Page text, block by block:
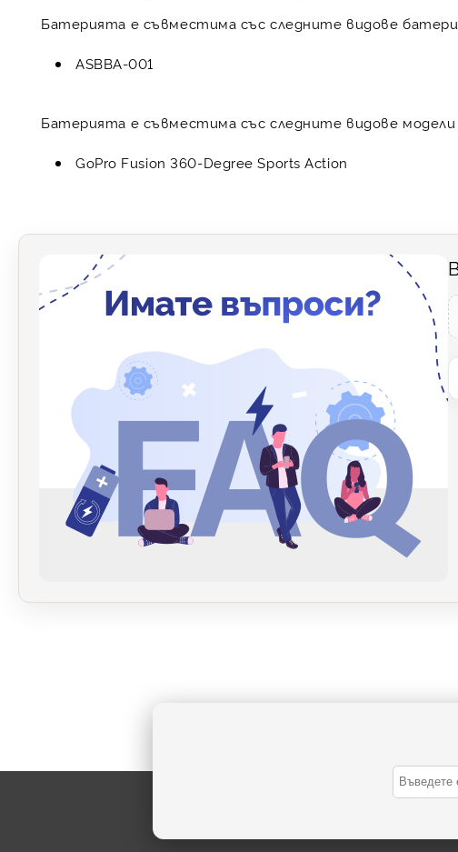
Батерията е съвместима със следните видове
ASBBA-001
Батерията е съвместима със следните видове модели
GoPro Fusion 360-Degree Sports Action